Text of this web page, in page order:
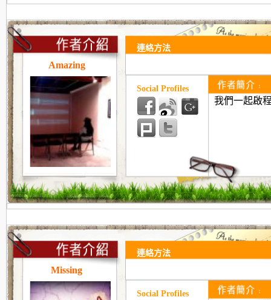
Amazing
我們一起啟
連絡方法
Social Profiles
Missing
連絡方法
Social Profiles